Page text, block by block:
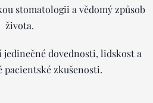
stomatologii a vědomý způsob
života.
dovednosti, lidskost a
pacientské zkušenosti.